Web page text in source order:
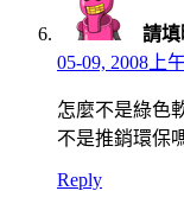
請
05-09, 2008上
怎麼不是綠色
不是推銷環保
Reply